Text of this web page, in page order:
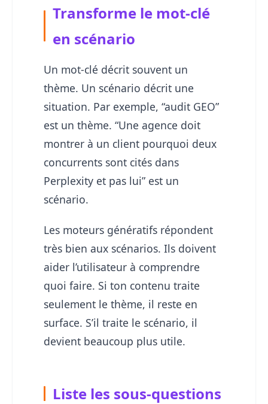
Transforme le mot-clé
en scénario
Un mot-clé décrit souvent un
thème. Un scénario décrit une
situation. Par exemple, “audit GEO”
est un thème. “Une agence doit
montrer à un client pourquoi deux
concurrents sont cités dans
Perplexity et pas lui” est un
scénario.
Les moteurs génératifs répondent
très bien aux scénarios. Ils doivent
aider l’utilisateur à comprendre
quoi faire. Si ton contenu traite
seulement le thème, il reste en
surface. S’il traite le scénario, il
devient beaucoup plus utile.
Liste les sous-questions